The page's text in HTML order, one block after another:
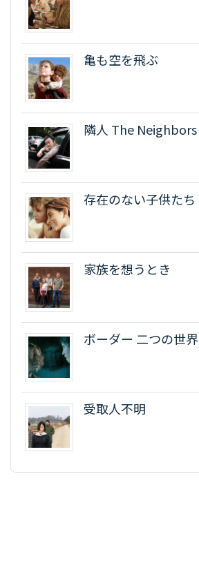
亀も空を飛ぶ
隣人 The Neighbors
存在のない子供たち
家族を想うとき
ボーダー 二つの世界
受取人不明